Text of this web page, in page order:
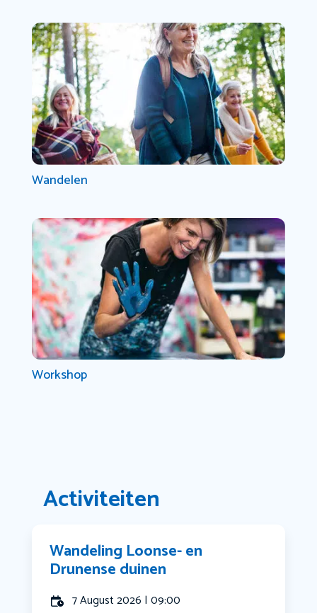
Wandelen
Workshop
Activiteiten
Wandeling Loonse- en
Drunense duinen
7 August 2026 | 09:00